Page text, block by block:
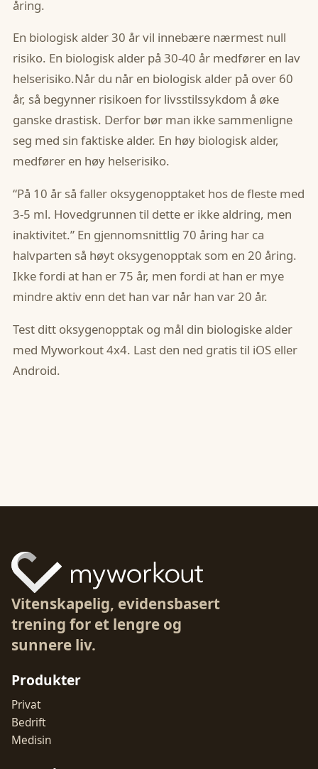
åring.
‍En biologisk alder 30 år vil innebære nærmest null
risiko. En biologisk alder på 30-40 år medfører en lav
helserisiko.Når du når en biologisk alder på over 60
år, så begynner risikoen for livsstilssykdom å øke
ganske drastisk. Derfor bør man ikke sammenligne
seg med sin faktiske alder. En høy biologisk alder,
medfører en høy helserisiko.
“På 10 år så faller oksygenopptaket hos de fleste med
3-5 ml. Hovedgrunnen til dette er ikke aldring, men
inaktivitet.” En gjennomsnittlig 70 åring har ca
halvparten så høyt oksygenopptak som en 20 åring.
Ikke fordi at han er 75 år, men fordi at han er mye
mindre aktiv enn det han var når han var 20 år.
‍Test ditt oksygenopptak og mål din biologiske alder
med Myworkout 4x4. Last den ned gratis til iOS eller
Android.
Vitenskapelig, evidensbasert
trening for et lengre og
sunnere liv.
Produkter
Privat
Bedrift
Medisin